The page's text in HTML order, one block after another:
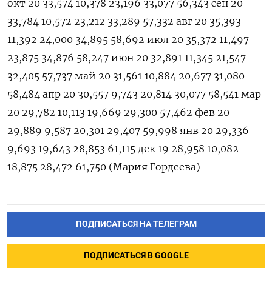
окт 20 33,574 10,378 23,196 33,077 56,343 сен 20
33,784 10,572 23,212 33,289 57,332 авг 20 35,393
11,392 24,000 34,895 58,692 июл 20 35,372 11,497
23,875 34,876 58,247 июн 20 32,891 11,345 21,547
32,405 57,737 май 20 31,561 10,884 20,677 31,080
58,484 апр 20 30,557 9,743 20,814 30,077 58,541 мар
20 29,782 10,113 19,669 29,300 57,462 фев 20
29,889 9,587 20,301 29,407 59,998 янв 20 29,336
9,693 19,643 28,853 61,115 дек 19 28,958 10,082
18,875 28,472 61,750 (Мария Гордеева)
ПОДПИСАТЬСЯ НА ТЕЛЕГРАМ
ПОДПИСАТЬСЯ В GOOGLE